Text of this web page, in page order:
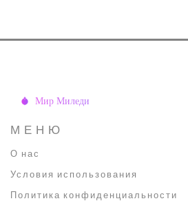
МЕНЮ
О нас
Условия использования
Политика конфиденциальности